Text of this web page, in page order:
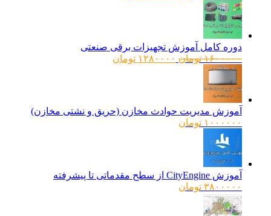
دوره کامل آموزش تجهیزات برقی صنعتی
۱۶۰۰۰۰۰ تومانقیمت
۱۲۸۰۰۰۰ تومانقیمت
آموزش مدیریت حوادث مخازن (حریق و نشتی مخازن)
۱۰۰۰۰۰۰ تومان
آموزش CityEngine از سطح مقدماتی تا پیشرفته
۳۸۰۰۰۰۰ تومان